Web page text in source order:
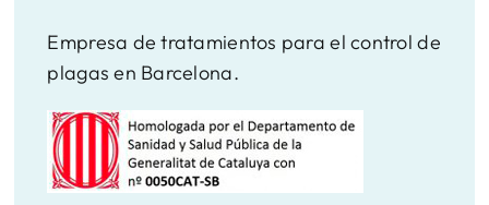
Empresa de tratamientos para el control de
plagas en Barcelona.